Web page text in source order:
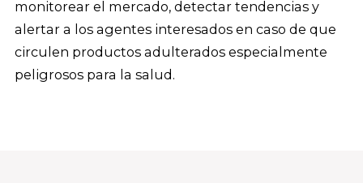
monitorear el mercado, detectar tendencias y
alertar a los agentes interesados en caso de que
circulen productos adulterados especialmente
peligrosos para la salud.